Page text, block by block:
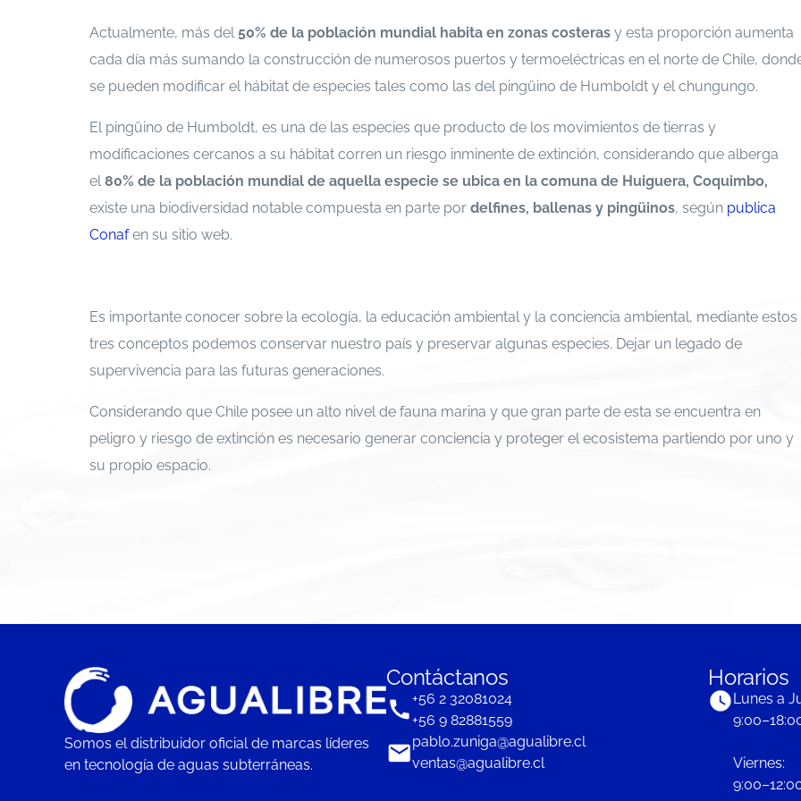
Actualmente, más del 50% de la población mundial habita en zonas costeras y esta proporción aumenta
cada día más sumando la construcción de numerosos puertos y termoeléctricas en el norte de Chile,
se pueden modificar el hábitat de especies tales como las del pingüino de Humboldt y el chungungo.
El pingüino de Humboldt, es una de las especies que producto de los movimientos de tierras y
modificaciones cercanos a su hábitat corren un riesgo inminente de extinción, considerando que alberga
el80% de la población mundial de aquella especie se ubica en la comuna de Huiguera, Coquimbo,
existe una biodiversidad notable compuesta en parte por delfines, ballenas y pingüinos, según publica
Conaf en su sitio web.
Es importante conocer sobre la ecología, la educación ambiental y la conciencia ambiental, mediante estos
tres conceptos podemos conservar nuestro país y preservar algunas especies. Dejar un legado de
supervivencia para las futuras generaciones.
Considerando que Chile posee un alto nivel de fauna marina y que gran parte de esta se encuentra en
peligro y riesgo de extinción es necesario generar conciencia y proteger el ecosistema partiendo por uno y
su propio espacio.
Somos el distribuidor oficial de marcas líderes
en tecnología de aguas subterráneas.
Contáctanos
+56 2 32081024
+56 9 82881559
pablo.zuniga@agualibre.cl
ventas@agualibre.cl
Horarios
Lunes a
Viernes: